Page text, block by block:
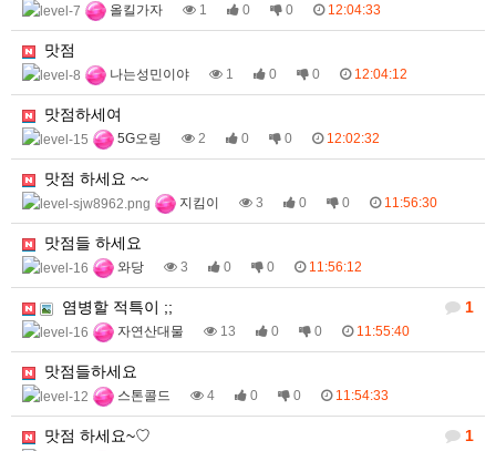
올킬가자 1 0 0 12:04:33
맛점
나는성민이야 1 0 0 12:04:12
맛점하세여
5G오링 2 0 0 12:02:32
맛점 하세요 ~~
지킴이 3 0 0 11:56:30
맛점들 하세요
와당 3 0 0 11:56:12
1
염병할 적특이 ;;
자연산대물 13 0 0 11:55:40
맛점들하세요
스톤콜드 4 0 0 11:54:33
1
맛점 하세요~♡